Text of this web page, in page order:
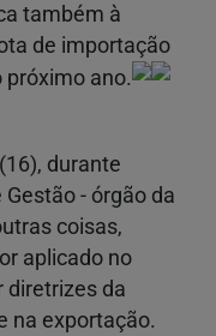
também à
de importação
próximo ano.
durante
- órgão da
coisas,
aplicado no
diretrizes da
na exportação.